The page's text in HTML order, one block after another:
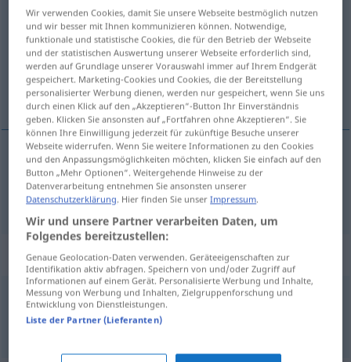
nun
Übersicht aller Übersetzungen
(Für mehr Details die Übersetzung anklicken/antippen)
teraz
teraz nun
Beispielsätze für "nun"
nungerade!
práveteraz!
Wir verwenden Cookies, damit Sie unsere Webseite bestmöglich nutzen
und wir besser mit Ihnen kommunizieren können. Notwendige,
funktionale und statistische Cookies, die für den Betrieb der Webseite
und der statistischen Auswertung unserer Webseite erforderlich sind,
werden auf Grundlage unserer Vorauswahl immer auf Ihrem Endgerät
gespeichert. Marketing-Cookies und Cookies, die der Bereitstellung
personalisierter Werbung dienen, werden nur gespeichert, wenn Sie uns
durch einen Klick auf den „Akzeptieren“-Button Ihr Einverständnis
geben. Klicken Sie ansonsten auf „Fortfahren ohne Akzeptieren“. Sie
können Ihre Einwilligung jederzeit für zukünftige Besuche unserer
Webseite widerrufen. Wenn Sie weitere Informationen zu den Cookies
und den Anpassungsmöglichkeiten möchten, klicken Sie einfach auf den
Button „Mehr Optionen“. Weitergehende Hinweise zu der
Datenverarbeitung entnehmen Sie ansonsten unserer
Datenschutzerklärung . Hier finden Sie unserImpressum
Wir und unsere Partner verarbeiten Daten, um
Folgendes bereitzustellen:
Genaue Geolocation-Daten verwenden. Geräteeigenschaften zur
Identifikation aktiv abfragen. Speichern von und/oder Zugriff auf
Informationen auf einem Gerät. Personalisierte Werbung und Inhalte,
Messung von Werbung und Inhalten, Zielgruppenforschung und
Entwicklung von Dienstleistungen.
Liste der Partner (Lieferanten)